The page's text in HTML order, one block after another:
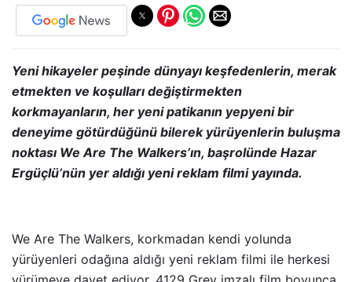
Yeni hikayeler peşinde dünyayı keşfedenlerin, merak
etmekten ve koşulları değiştirmekten
korkmayanların, her yeni patikanın yepyeni bir
deneyime götürdüğünü bilerek yürüyenlerin buluşma
noktası We Are The Walkers’ın, başrolünde Hazar
Ergüçlü’nün yer aldığı yeni reklam filmi yayında.
We Are The Walkers, korkmadan kendi yolunda
yürüyenleri odağına aldığı yeni reklam filmi ile herkesi